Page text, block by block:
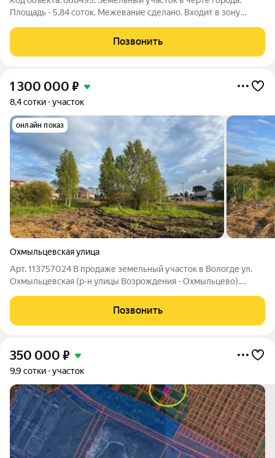
Площадь - 5,84 соток. Межевание сделано. Входит в зону
участка асфальтированная дорога. Возможно подключение к
центральному водоснабжению
Позвонить
1 300 000 ₽
8,4 сотки участок
онлайн показ
Охмыльцевская улица
Арт. 113757024 В продаже земельный участок в Вологде ул.
Охмыльцевская (р-н улицы Возрождения - Охмыльцево).
Участок большой, подойдет под строительство жилого дома
по семейной ипотеке!
Позвонить
350 000 ₽
9,9 сотки участок